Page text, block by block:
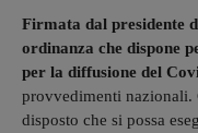
Firmata dal presidente
ordinanza che dispone
per la diffusione del
provvedimenti nazionali.
disposto che si possa